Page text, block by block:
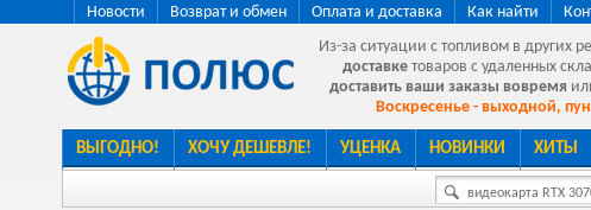
Новости Возврат и обмен Оплата и доставка Как найти
Из-за ситуации с топливом в других
доставке товаров с удаленных
доставить ваши заказы вовремя
Воскресенье - выходной,
ВЫГОДНО! ХОЧУ ДЕШЕВЛЕ! УЦЕНКА НОВИНКИ ХИТЫ
видеокарта RTX